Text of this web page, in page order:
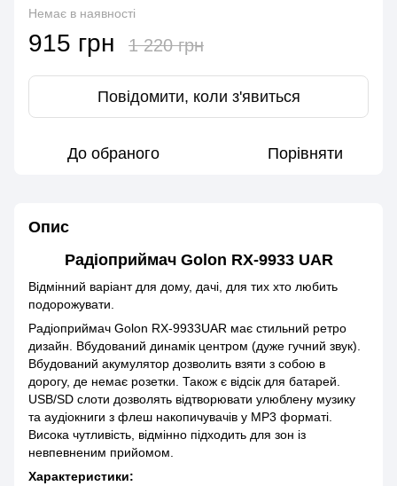
Немає в наявності
915 грн 1 220 грн
Повідомити, коли з'явиться
До обраного Порівняти
Опис
Радіоприймач Golon RX-9933 UAR
Відмінний варіант для дому, дачі, для тих хто любить
подорожувати.
Радіоприймач Golon RX-9933UAR має стильний ретро
дизайн. Вбудований динамік центром (дуже гучний звук).
Вбудований акумулятор дозволить взяти з собою в
дорогу, де немає розетки. Також є відсік для батарей.
USB/SD слоти дозволять відтворювати улюблену музику
та аудіокниги з флеш накопичувачів у MP3 форматі.
Висока чутливість, відмінно підходить для зон із
невпевненим прийомом.
Характеристики: